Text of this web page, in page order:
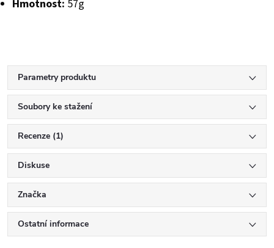
Hmotnost: 57g
Parametry produktu
Soubory ke stažení
Recenze (1)
Diskuse
Značka
Ostatní informace